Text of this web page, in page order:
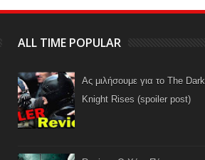
ALL TIME POPULAR
Ας μιλήσουμε για το The Dark
Knight Rises (spoiler post)